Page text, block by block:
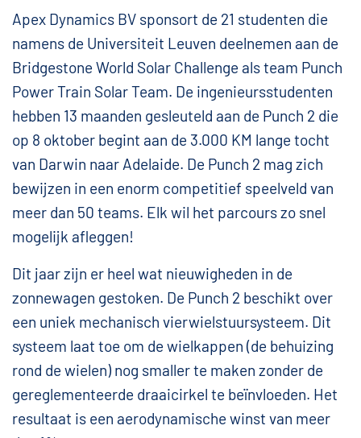
Apex Dynamics BV sponsort de 21 studenten die
namens de Universiteit Leuven deelnemen aan de
Bridgestone World Solar Challenge als team Punch
Power Train Solar Team. De ingenieursstudenten
hebben 13 maanden gesleuteld aan de Punch 2 die
op 8 oktober begint aan de 3.000 KM lange tocht
van Darwin naar Adelaide. De Punch 2 mag zich
bewijzen in een enorm competitief speelveld van
meer dan 50 teams. Elk wil het parcours zo snel
mogelijk afleggen!
Dit jaar zijn er heel wat nieuwigheden in de
zonnewagen gestoken. De Punch 2 beschikt over
een uniek mechanisch vierwielstuursysteem. Dit
systeem laat toe om de wielkappen (de behuizing
rond de wielen) nog smaller te maken zonder de
gereglementeerde draaicirkel te beïnvloeden. Het
resultaat is een aerodynamische winst van meer